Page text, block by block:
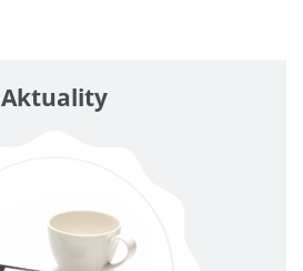
Aktuality